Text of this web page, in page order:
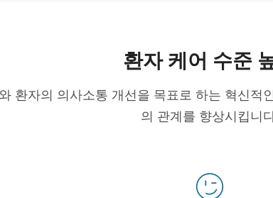
환자 케어 수준
환자의 의사소통 개선을 목표로 하는 혁신적
의 관계를 향상시킵니